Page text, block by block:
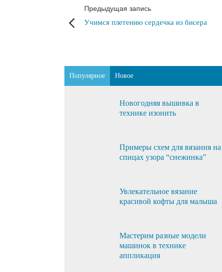
Предыдущая запись
Учимся плетению сердечка из бисера
Популярное Новое
Новогодняя вышивка в
технике изонить
Примеры схем для вязания на
спицах узора “снежинка”
Увлекательное вязание
красивой кофты для малыша
Мастерим разные модели
машинок в технике
аппликация